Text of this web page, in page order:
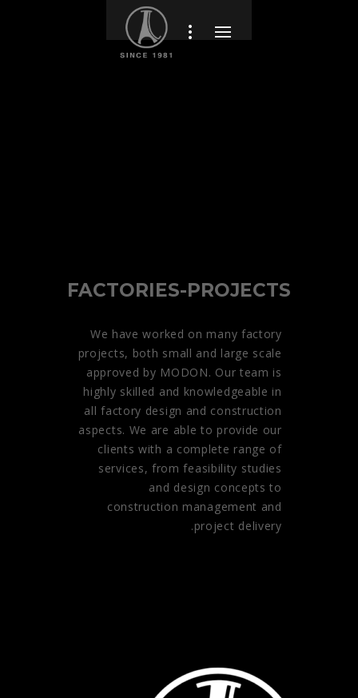
FACTORIES-PROJECTS
We have worked on many factory
projects, both small and large scale
approved by MODON. Our team is
highly skilled and knowledgeable in
all factory design and construction
aspects. We are able to provide our
clients with a complete range of
services, from feasibility studies
and design concepts to
construction management and
project delivery.